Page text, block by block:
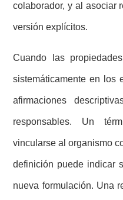
colaborador, y al asociar
versión explícitos.
Cuando las
sistemáticamente en los
afirmaciones
responsables. Un
vincularse al organismo
definición puede indicar
nueva formulación. Una